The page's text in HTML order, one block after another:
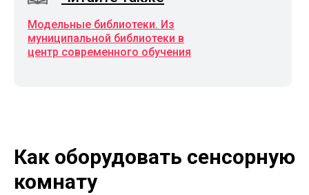
Модельные библиотеки. Из
муниципальной библиотеки в
центр современного обучения
Как оборудовать сенсорную
комнату